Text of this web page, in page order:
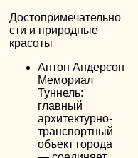
Достопримечательно
сти и природные
красоты
Антон Андерсон
Мемориал
Туннель:
главный
архитектурно-
транспортный
объект города